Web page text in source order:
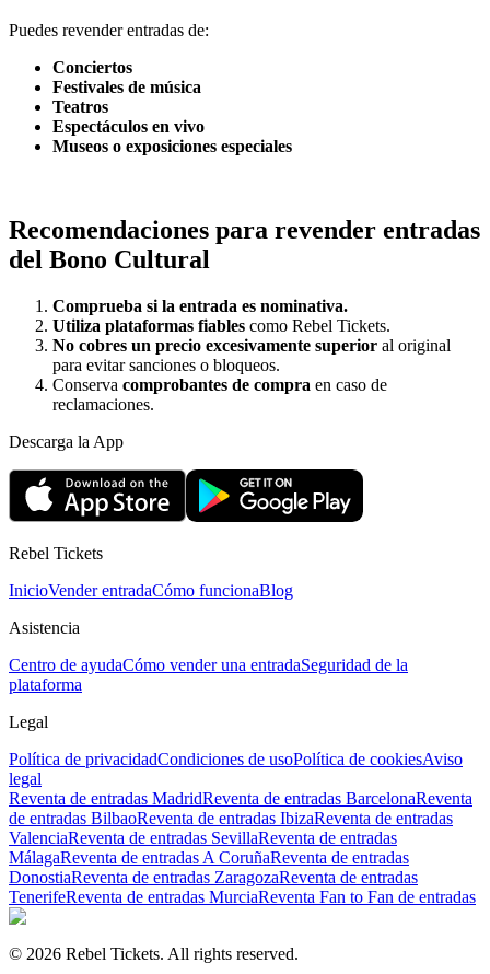
Puedes revender entradas de:
Conciertos
Festivales de música
Teatros
Espectáculos en vivo
Museos o exposiciones especiales
Recomendaciones para revender entradas
del Bono Cultural
Comprueba si la entrada es nominativa.
Utiliza plataformas fiables como Rebel Tickets.
No cobres un precio excesivamente superior al original
para evitar sanciones o bloqueos.
Conserva comprobantes de compra en caso de
reclamaciones.
Descarga la App
Rebel Tickets
InicioVender entradaCómo funcionaBlog
Asistencia
Centro de ayudaCómo vender una entradaSeguridad de la
plataforma
Legal
Política de privacidadCondiciones de usoPolítica de cookiesAviso
legal
Reventa de entradas MadridReventa de entradas BarcelonaReventa
de entradas BilbaoReventa de entradas IbizaReventa de entradas
ValenciaReventa de entradas SevillaReventa de entradas
MálagaReventa de entradas A CoruñaReventa de entradas
DonostiaReventa de entradas ZaragozaReventa de entradas
TenerifeReventa de entradas MurciaReventa Fan to Fan de entradas
© 2026 Rebel Tickets. All rights reserved.